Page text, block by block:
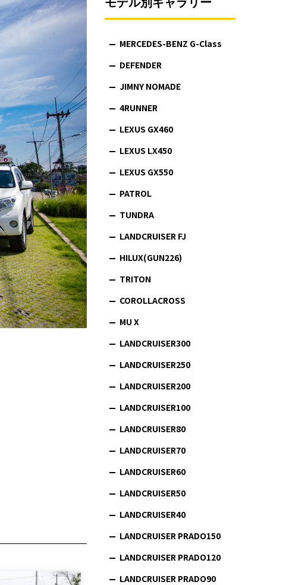
モデル別ギャラリー
MERCEDES-BENZ G-Class
DEFENDER
JIMNY NOMADE
4RUNNER
LEXUS GX460
LEXUS LX450
LEXUS GX550
PATROL
TUNDRA
LANDCRUISER FJ
HILUX(GUN226)
TRITON
COROLLACROSS
MU X
LANDCRUISER300
LANDCRUISER250
LANDCRUISER200
LANDCRUISER100
LANDCRUISER80
LANDCRUISER70
LANDCRUISER60
LANDCRUISER50
LANDCRUISER40
LANDCRUISER PRADO150
LANDCRUISER PRADO120
LANDCRUISER PRADO90